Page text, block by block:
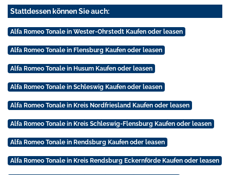
Stattdessen können Sie auch:
Alfa Romeo Tonale in Wester-Ohrstedt Kaufen oder leasen
Alfa Romeo Tonale in Flensburg Kaufen oder leasen
Alfa Romeo Tonale in Husum Kaufen oder leasen
Alfa Romeo Tonale in Schleswig Kaufen oder leasen
Alfa Romeo Tonale in Kreis Nordfriesland Kaufen oder leasen
Alfa Romeo Tonale in Kreis Schleswig-Flensburg Kaufen oder leasen
Alfa Romeo Tonale in Rendsburg Kaufen oder leasen
Alfa Romeo Tonale in Kreis Rendsburg Eckernförde Kaufen oder leasen